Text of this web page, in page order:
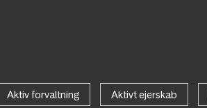
Aktiv forvaltning Aktivt ejerskab